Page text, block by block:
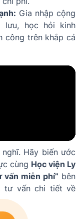
Gia nhập cộng
lưu, học hỏi kinh
công trên khắp cả
Hãy biến ước
cùng Học viện Ly
vấn miễn phí” bên
tư vấn chi tiết về